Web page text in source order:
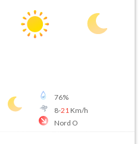
76%
8-21 Km/h
Nord O